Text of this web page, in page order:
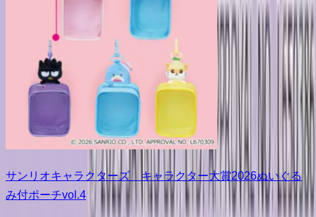
サンリオキャラクターズ キャラクター大賞2026ぬいぐる
み付ポーチvol.4